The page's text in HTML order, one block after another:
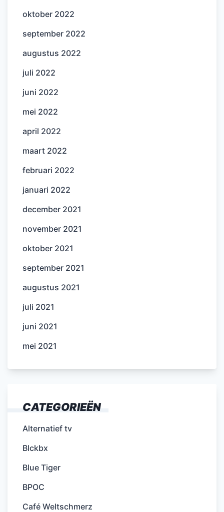
oktober 2022
september 2022
augustus 2022
juli 2022
juni 2022
mei 2022
april 2022
maart 2022
februari 2022
januari 2022
december 2021
november 2021
oktober 2021
september 2021
augustus 2021
juli 2021
juni 2021
mei 2021
CATEGORIEËN
Alternatief tv
Blckbx
Blue Tiger
BPOC
Café Weltschmerz